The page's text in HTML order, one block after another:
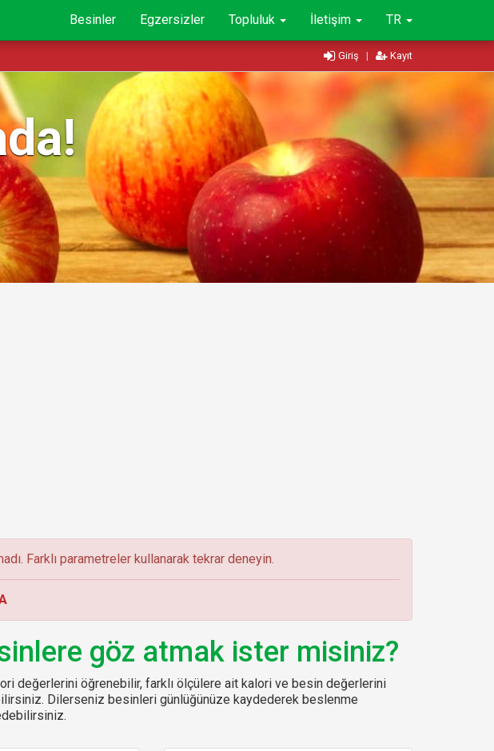
Besinler Egzersizler Topluluk İletişim TR
Giriş | Kayıt
Farklı parametreler kullanarak tekrar deneyin.
göz atmak ister misiniz?
değerlerini öğrenebilir, farklı ölçülere ait kalori ve besin değerlerini
Dilerseniz besinleri günlüğünüze kaydederek beslenme